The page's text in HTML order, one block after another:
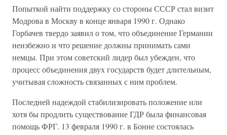
Попыткой найти поддержку со стороны СССР стал визит
Модрова в Москву в конце января 1990 г. Однако
Горбачев твердо заявил о том, что объединение Германии
неизбежно и что решение должны принимать сами
немцы. При этом советский лидер был убежден, что
процесс объединения двух государств будет длительным,
учитывая сложность связанных с ним проблем.
Последней надеждой стабилизировать положение или
хотя бы продлить существование ГДР была финансовая
помощь ФРГ. 13 февраля 1990 г. в Бонне состоялась